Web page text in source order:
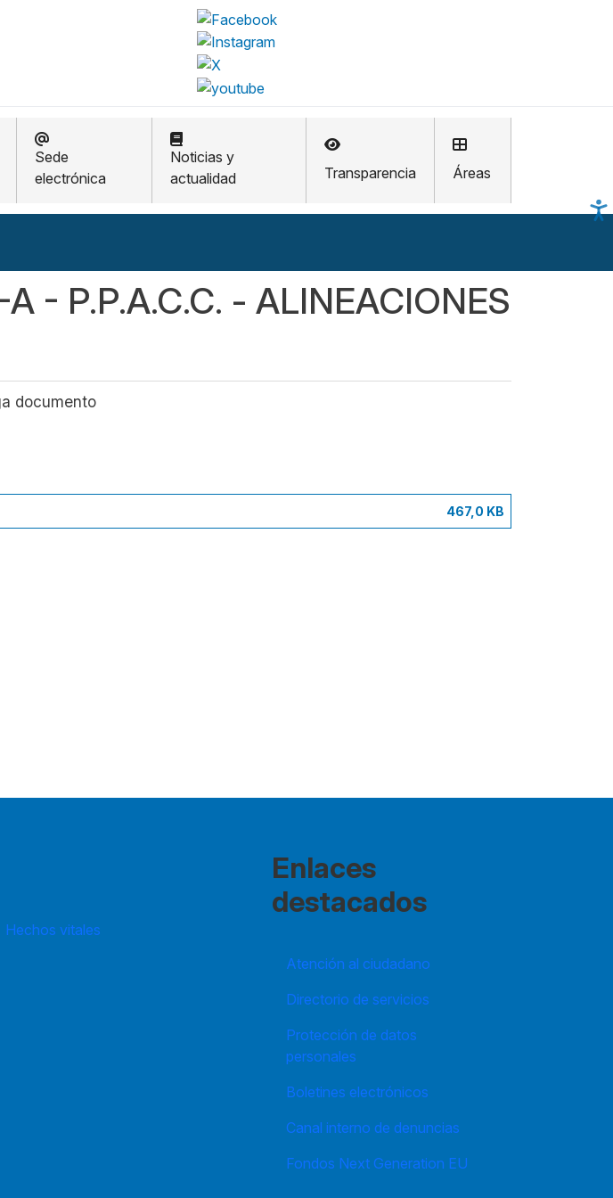
Sede
electrónica
Noticias y
actualidad
Transparencia Áreas
- P.P.A.C.C. - ALINEACIONES
documento
467,0 KB
Hechos vitales
Enlaces
destacados
Atención al ciudadano
Directorio de servicios
Protección de datos
personales
Boletines electrónicos
Canal interno de denuncias
Fondos Next Generation EU